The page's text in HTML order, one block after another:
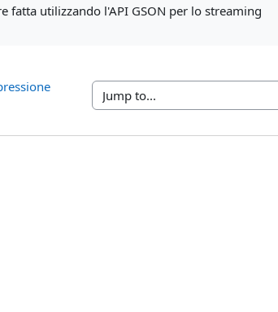
fatta utilizzando l'API GSON per lo streaming
Jump to...